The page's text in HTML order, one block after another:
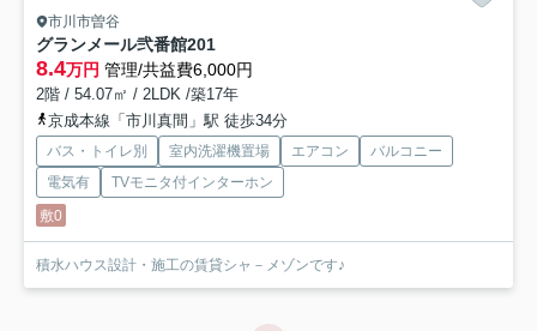
市川市曽谷
グランメール弐番館201
8.4万円 管理/共益費6,000円
2階 / 54.07㎡ / 2LDK /築17年
京成本線「市川真間」駅 徒歩34分
バス・トイレ別 室内洗濯機置場 エアコン
バルコニー
電気有
TVモニタ付インターホン
敷0
積水ハウス設計・施工の賃貸シャ－メゾンです♪